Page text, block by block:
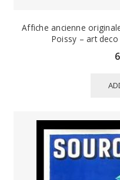
Affiche ancienne
Poissy – art deco